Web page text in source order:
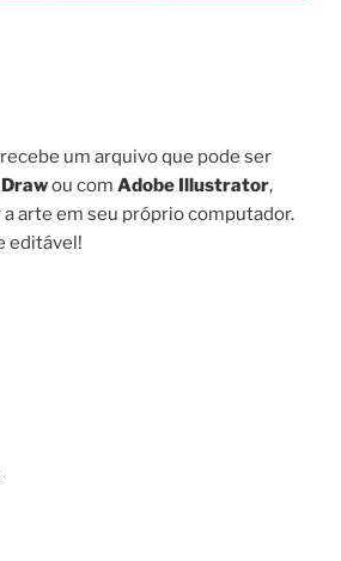
um arquivo que pode ser
ou com Adobe Illustrator,
arte em seu próprio computador.
editável!